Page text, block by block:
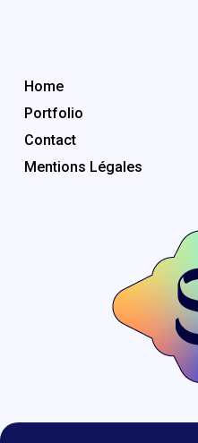
Home
Portfolio
Contact
Mentions Légales